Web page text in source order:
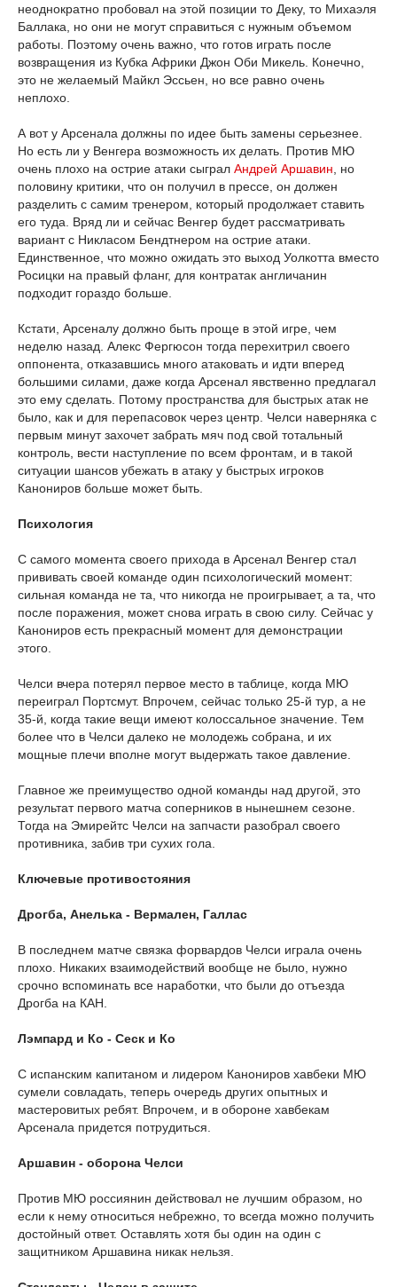
неоднократно пробовал на этой позиции то Деку, то Михаэля
Баллака, но они не могут справиться с нужным объемом
работы. Поэтому очень важно, что готов играть после
возвращения из Кубка Африки Джон Оби Микель. Конечно,
это не желаемый Майкл Эссьен, но все равно очень
неплохо.
А вот у Арсенала должны по идее быть замены серьезнее.
Но есть ли у Венгера возможность их делать. Против МЮ
очень плохо на острие атаки сыграл Андрей Аршавин, но
половину критики, что он получил в прессе, он должен
разделить с самим тренером, который продолжает ставить
его туда. Вряд ли и сейчас Венгер будет рассматривать
вариант с Никласом Бендтнером на острие атаки.
Единственное, что можно ожидать это выход Уолкотта вместо
Росицки на правый фланг, для контратак англичанин
подходит гораздо больше.
Кстати, Арсеналу должно быть проще в этой игре, чем
неделю назад. Алекс Фергюсон тогда перехитрил своего
оппонента, отказавшись много атаковать и идти вперед
большими силами, даже когда Арсенал явственно предлагал
это ему сделать. Потому пространства для быстрых атак не
было, как и для перепасовок через центр. Челси наверняка с
первым минут захочет забрать мяч под свой тотальный
контроль, вести наступление по всем фронтам, и в такой
ситуации шансов убежать в атаку у быстрых игроков
Канониров больше может быть.
Психология
С самого момента своего прихода в Арсенал Венгер стал
прививать своей команде один психологический момент:
сильная команда не та, что никогда не проигрывает, а та, что
после поражения, может снова играть в свою силу. Сейчас у
Канониров есть прекрасный момент для демонстрации
этого.
Челси вчера потерял первое место в таблице, когда МЮ
переиграл Портсмут. Впрочем, сейчас только 25-й тур, а не
35-й, когда такие вещи имеют колоссальное значение. Тем
более что в Челси далеко не молодежь собрана, и их
мощные плечи вполне могут выдержать такое давление.
Главное же преимущество одной команды над другой, это
результат первого матча соперников в нынешнем сезоне.
Тогда на Эмирейтс Челси на запчасти разобрал своего
противника, забив три сухих гола.
Ключевые противостояния
Дрогба, Анелька - Вермален, Галлас
В последнем матче связка форвардов Челси играла очень
плохо. Никаких взаимодействий вообще не было, нужно
срочно вспоминать все наработки, что были до отъезда
Дрогба на КАН.
Лэмпард и Ко - Сеск и Ко
С испанским капитаном и лидером Канониров хавбеки МЮ
сумели совладать, теперь очередь других опытных и
мастеровитых ребят. Впрочем, и в обороне хавбекам
Арсенала придется потрудиться.
Аршавин - оборона Челси
Против МЮ россиянин действовал не лучшим образом, но
если к нему относиться небрежно, то всегда можно получить
достойный ответ. Оставлять хотя бы один на один с
защитником Аршавина никак нельзя.